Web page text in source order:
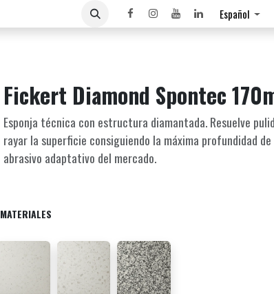
Español
Fickert Diamond Spontec
Esponja técnica con estructura diamantada. Resuelve
rayar la superficie consiguiendo la máxima profundidad
abrasivo adaptativo del mercado.
MATERIALES